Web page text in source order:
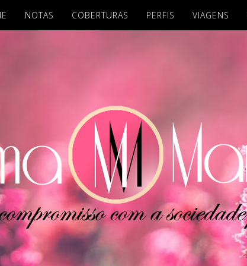
NOTAS COBERTURAS PERFIS VIAGENS